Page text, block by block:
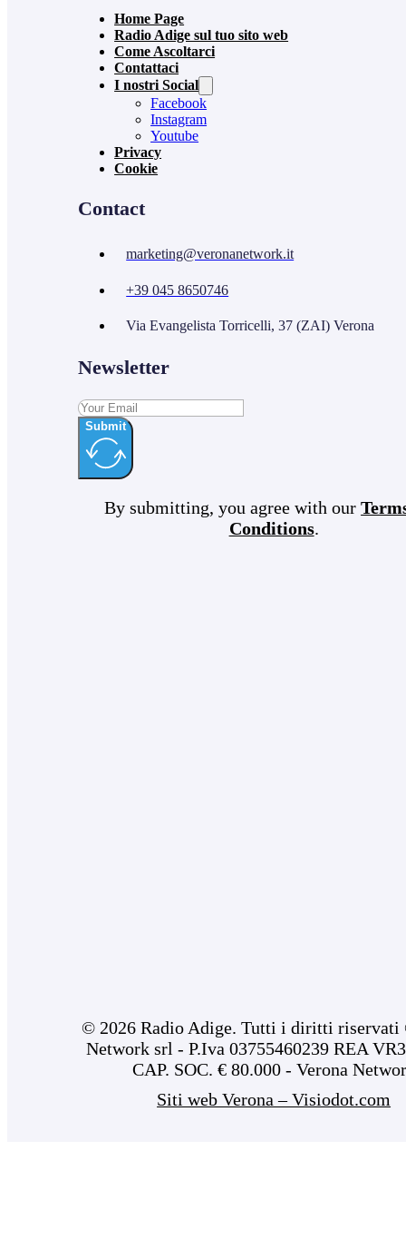
Home Page
Radio Adige sul tuo sito web
Come Ascoltarci
Contattaci
I nostri Social
Facebook
Instagram
Youtube
Privacy
Cookie
Contact
marketing@veronanetwork.it
+39 045 8650746
Via Evangelista Torricelli, 37 (ZAI) Verona
Newsletter
Submit
By submitting, you agree with our
Conditions.
© 2026 Radio Adige. Tutti i diritti riservati
Network srl - P.Iva 03755460239 REA
CAP. SOC. € 80.000 - Verona
Siti web Verona – Visiodot.com